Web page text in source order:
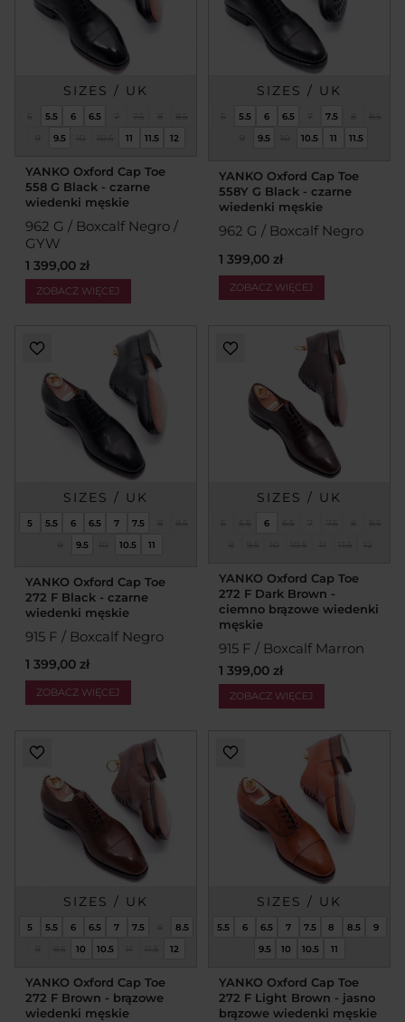
SIZES / UK
5 5.5 6 6.5 7 7.5 8
8.5
9
9.5 10 10.5 11 11.5 12
YANKO Oxford Cap Toe
558 G Black - czarne
wiedenki męskie
962 G / Boxcalf Negro /
GYW
1 399,00 zł
ZOBACZ WIĘCEJ
SIZES / UK
5 5.5 6 6.5 7 7.5 8
8.5
9
9.5 10 10.5 11 11.5
YANKO Oxford Cap Toe
558Y G Black - czarne
wiedenki męskie
962 G / Boxcalf Negro
1 399,00 zł
ZOBACZ WIĘCEJ
SIZES / UK
5 5.5 6 6.5 7 7.5 8
8.5
9
9.5 10 10.5 11
YANKO Oxford Cap Toe
272 F Black - czarne
wiedenki męskie
915 F / Boxcalf Negro
1 399,00 zł
ZOBACZ WIĘCEJ
SIZES / UK
5 5.5 6 6.5 7 7.5 8
8.5
9
9.5 10 10.5 11 11.5 12
YANKO Oxford Cap Toe
272 F Dark Brown -
ciemno brązowe wiedenki
męskie
915 F / Boxcalf Marron
1 399,00 zł
ZOBACZ WIĘCEJ
SIZES / UK
5 5.5 6 6.5 7 7.5 8
8.5
9
9.5 10 10.5 11 11.5 12
YANKO Oxford Cap Toe
272 F Brown - brązowe
wiedenki męskie
SIZES / UK
5.5 6 6.5 7 7.5 8 8.5
9
9.5
10 10.5 11
YANKO Oxford Cap Toe
272 F Light Brown - jasno
brązowe wiedenki męskie